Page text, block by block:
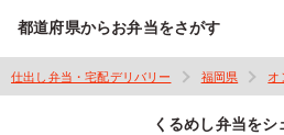
都道府県からお弁当をさがす
仕出し弁当・宅配デリバリー 福岡県 オ
くるめし弁当をシ